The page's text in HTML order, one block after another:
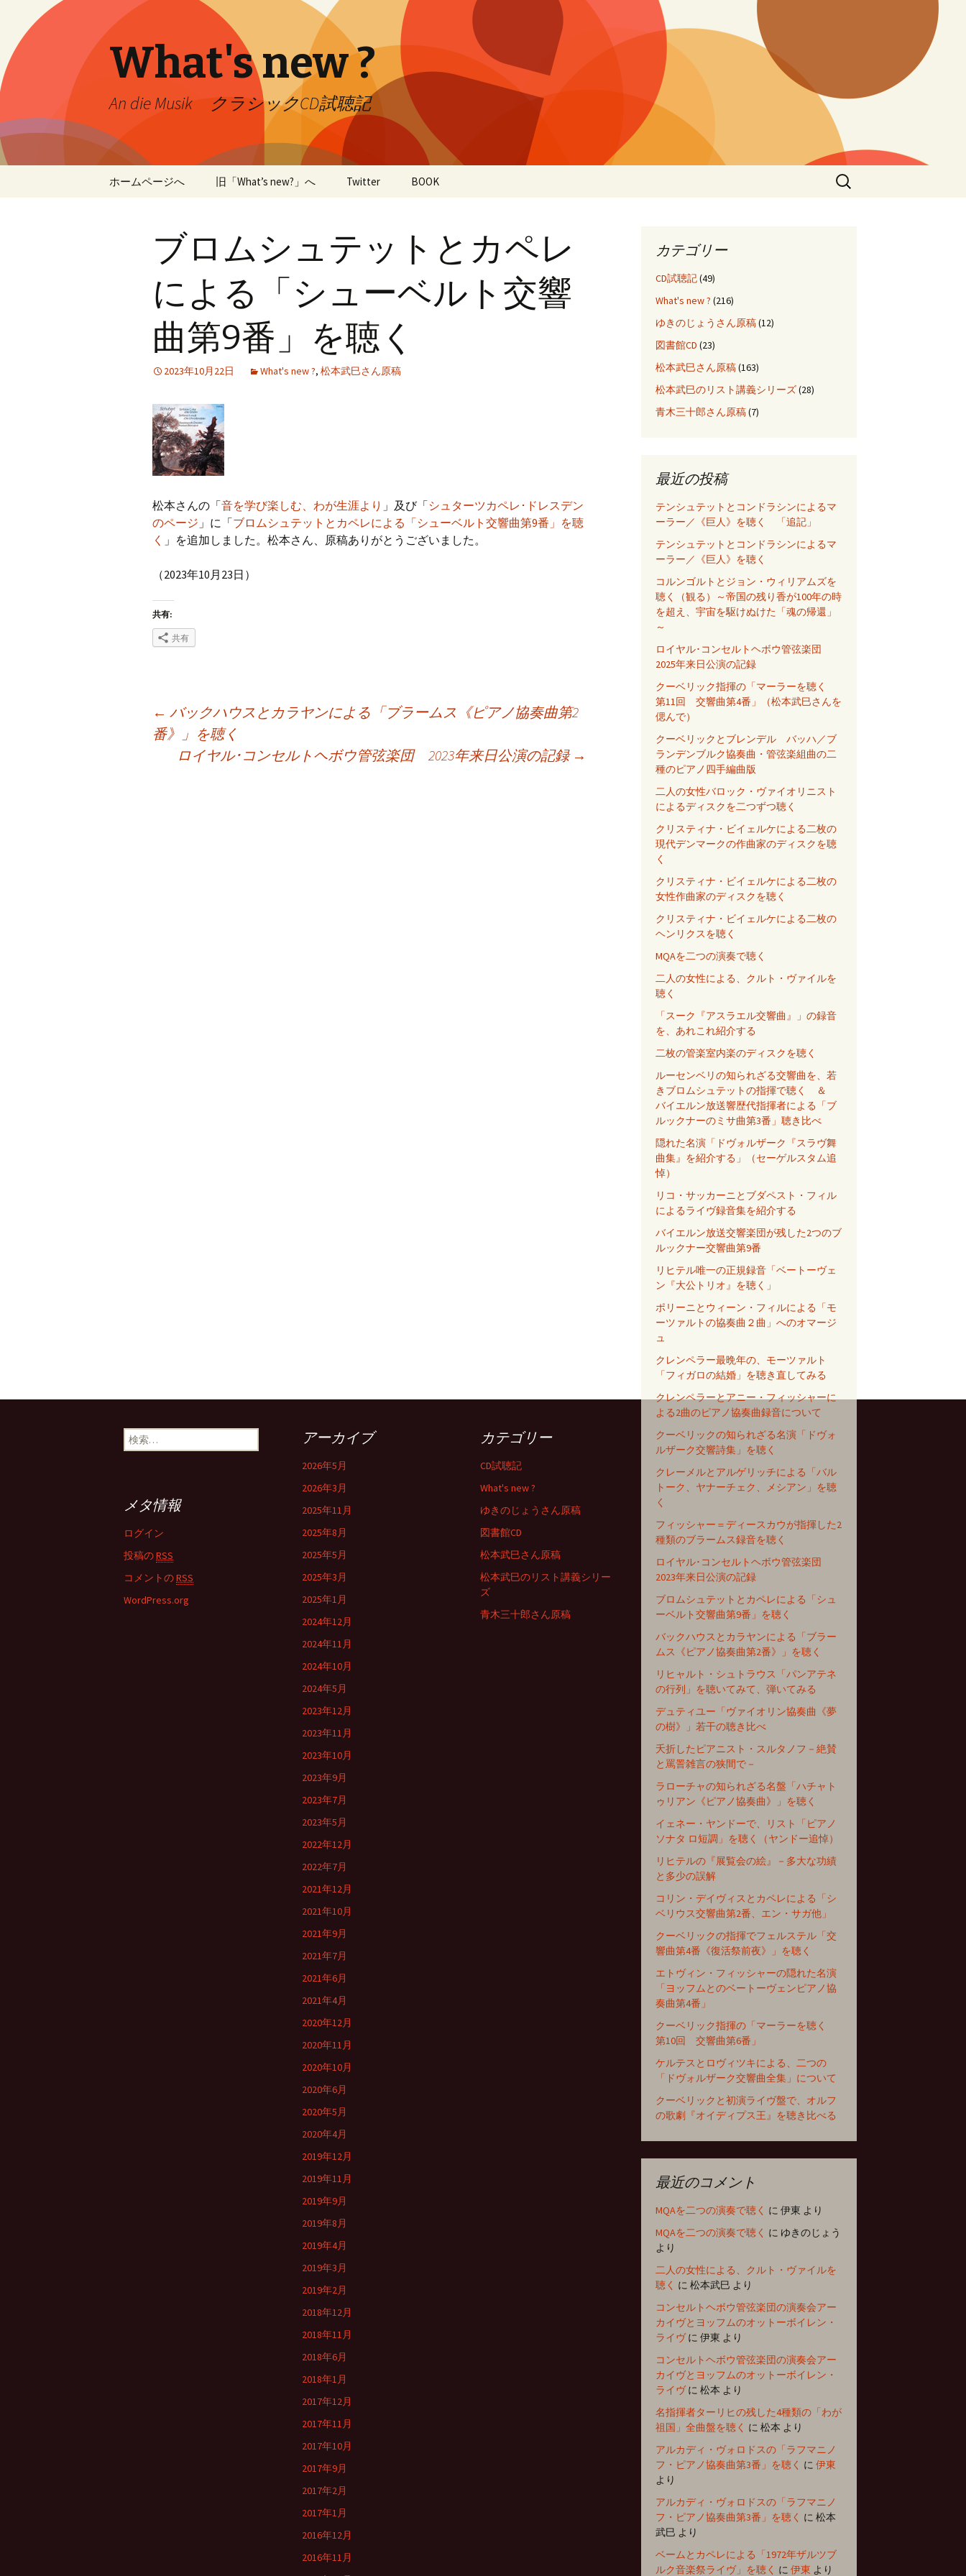
What's new ?
An die Musik クラシックCD試聴記
ホームページへ 旧「What’s new?」へ Twitter BOOK
検
索:
ブロムシュテットとカペレ
による「シューベルト交響
曲第9番」を聴く
2023年10月22日 What's new ?, 松本武巳さん原稿
松本さんの「音を学び楽しむ、わが生涯より 」及び「シュターツカペレ･ドレスデン
のページ 」に「ブロムシュテットとカペレによる「シューベルト交響曲第9番」を聴
く 」を追加しました。松本さん、原稿ありがとうございました。
（2023年10月23日）
共有:
共有
← バックハウスとカラヤンによる「ブラームス《ピアノ協奏曲第2
番》」を聴く
ロイヤル･コンセルトヘボウ管弦楽団 2023年来日公演の記録 →
カテゴリー
CD試聴記(49)
What's new ? (216)
ゆきのじょうさん原稿(12)
図書館CD (23)
松本武巳さん原稿(163)
松本武巳のリスト講義シリーズ(28)
青木三十郎さん原稿(7)
最近の投稿
テンシュテットとコンドラシンによるマ
ーラー／《巨人》を聴く 「追記」
テンシュテットとコンドラシンによるマ
ーラー／《巨人》を聴く
コルンゴルトとジョン・ウィリアムズを
聴く（観る）～帝国の残り香が100年の時
を超え、宇宙を駆けぬけた「魂の帰還」
～
ロイヤル･コンセルトヘボウ管弦楽団
2025年来日公演の記録
クーベリック指揮の「マーラーを聴く
第11回 交響曲第4番」（松本武巳さんを
偲んで）
クーベリックとブレンデル バッハ／ブ
ランデンブルク協奏曲・管弦楽組曲の二
種のピアノ四手編曲版
二人の女性バロック・ヴァイオリニスト
によるディスクを二つずつ聴く
クリスティナ・ビイェルケによる二枚の
現代デンマークの作曲家のディスクを聴
く
クリスティナ・ビイェルケによる二枚の
女性作曲家のディスクを聴く
クリスティナ・ビイェルケによる二枚の
ヘンリクスを聴く
MQAを二つの演奏で聴く
二人の女性による、クルト・ヴァイルを
聴く
「スーク『アスラエル交響曲』」の録音
を、あれこれ紹介する
二枚の管楽室内楽のディスクを聴く
ルーセンベリの知られざる交響曲を、若
きブロムシュテットの指揮で聴く ＆
バイエルン放送響歴代指揮者による「ブ
ルックナーのミサ曲第3番」聴き比べ
隠れた名演「ドヴォルザーク『スラヴ舞
曲集』を紹介する」（セーゲルスタム追
悼）
リコ・サッカーニとブダペスト・フィル
によるライヴ録音集を紹介する
バイエルン放送交響楽団が残した2つのブ
ルックナー交響曲第9番
リヒテル唯一の正規録音「ベートーヴェ
ン『大公トリオ』を聴く」
ポリーニとウィーン・フィルによる「モ
ーツァルトの協奏曲２曲」へのオマージ
ュ
クレンペラー最晩年の、モーツァルト
「フィガロの結婚」を聴き直してみる
クレンペラーとアニー・フィッシャーに
よる2曲のピアノ協奏曲録音について
クーベリックの知られざる名演「ドヴォ
ルザーク交響詩集」を聴く
クレーメルとアルゲリッチによる「バル
トーク、ヤナーチェク、メシアン」を聴
く
フィッシャー＝ディースカウが指揮した2
種類のブラームス録音を聴く
ロイヤル･コンセルトヘボウ管弦楽団
2023年来日公演の記録
ブロムシュテットとカペレによる「シュ
ーベルト交響曲第9番」を聴く
バックハウスとカラヤンによる「ブラー
ムス《ピアノ協奏曲第2番》」を聴く
リヒャルト・シュトラウス「パンアテネ
の行列」を聴いてみて、弾いてみる
デュティユー「ヴァイオリン協奏曲《夢
の樹》」若干の聴き比べ
夭折したピアニスト・スルタノフ－絶賛
と罵詈雑言の狭間で－
ラローチャの知られざる名盤「ハチャト
ゥリアン《ピアノ協奏曲》」を聴く
イェネー・ヤンドーで、リスト「ピアノ
ソナタ ロ短調」を聴く（ヤンドー追悼）
リヒテルの『展覧会の絵』－多大な功績
と多少の誤解
コリン・デイヴィスとカペレによる「シ
ベリウス交響曲第2番、エン・サガ他」
クーベリックの指揮でフェルステル「交
響曲第4番《復活祭前夜》」を聴く
エトヴィン・フィッシャーの隠れた名演
「ヨッフムとのベートーヴェンピアノ協
奏曲第4番」
クーベリック指揮の「マーラーを聴く
第10回 交響曲第6番」
ケルテスとロヴィツキによる、二つの
「ドヴォルザーク交響曲全集」について
クーベリックと初演ライヴ盤で、オルフ
の歌劇『オイディプス王』を聴き比べる
最近のコメント
MQAを二つの演奏で聴く に 伊東 より
MQAを二つの演奏で聴く に ゆきのじょう
より
二人の女性による、クルト・ヴァイルを
聴く に 松本武巳 より
コンセルトヘボウ管弦楽団の演奏会アー
カイヴとヨッフムのオットーボイレン・
ライヴに 伊東 より
コンセルトヘボウ管弦楽団の演奏会アー
カイヴとヨッフムのオットーボイレン・
ライヴに 松本 より
名指揮者ターリヒの残した4種類の「わが
祖国」全曲盤を聴く に 松本 より
アルカディ・ヴォロドスの「ラフマニノ
フ・ピアノ協奏曲第3番」を聴く に 伊東
より
アルカディ・ヴォロドスの「ラフマニノ
フ・ピアノ協奏曲第3番」を聴く に 松本
武巳 より
ベームとカペレによる「1972年ザルツブ
ルク音楽祭ライヴ」を聴く に 伊東 より
検
索:
アーカイブ
2026年5月
2026年3月
2025年11月
2025年8月
2025年5月
2025年3月
2025年1月
2024年12月
2024年11月
2024年10月
2024年5月
2023年12月
2023年11月
2023年10月
2023年9月
2023年7月
2023年5月
2022年12月
2022年7月
2021年12月
2021年10月
2021年9月
2021年7月
2021年6月
2021年4月
2020年12月
2020年11月
2020年10月
2020年6月
2020年5月
2020年4月
2019年12月
2019年11月
2019年9月
2019年8月
2019年4月
2019年3月
2019年2月
2018年12月
2018年11月
2018年6月
2018年1月
2017年12月
2017年11月
2017年10月
2017年9月
2017年2月
2017年1月
2016年12月
2016年11月
カテゴリー
CD試聴記
What's new ?
ゆきのじょうさん原稿
図書館CD
松本武巳さん原稿
松本武巳のリスト講義シリー
ズ
青木三十郎さん原稿
メタ情報
ログイン
投稿のRSS
コメントのRSS
WordPress.org